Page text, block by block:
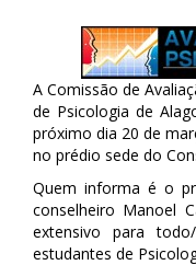
A Comissão de
de Psicologia de
próximo dia 20 de
no prédio sede do
Quem informa é o
conselheiro Manoel
extensivo para
estudantes de